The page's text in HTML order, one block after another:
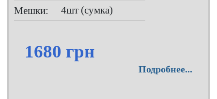
Мешки:
4шт (сумка)
1680 грн
Подробнее...